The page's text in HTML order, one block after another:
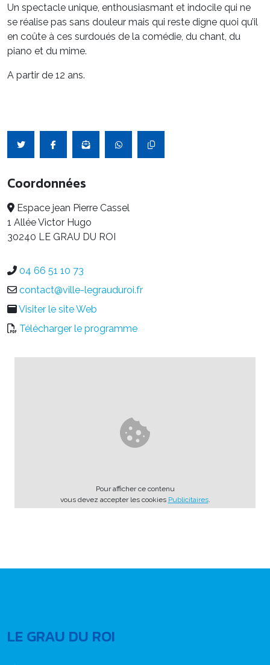
Un spectacle unique, enthousiasmant et indocile qui ne
se réalise pas sans douleur mais qui reste digne quoi qu’il
en coûte à ces surdoués de la comédie, du chant, du
piano et du mime.
A partir de 12 ans.
Coordonnées
Espace jean Pierre Cassel
1 Allée Victor Hugo
30240 LE GRAU DU ROI
04 66 51 10 73
contact@ville-legrauduroi.fr
Visiter le site Web
Télécharger le programme
Pour afficher ce contenu
vous devez accepter les cookies Publicitaires.
LE GRAU DU ROI